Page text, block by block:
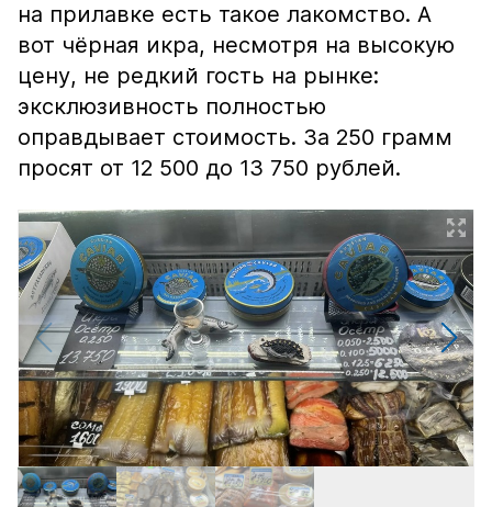
на прилавке есть такое лакомство. А
вот чёрная икра, несмотря на высокую
цену, не редкий гость на рынке:
эксклюзивность полностью
оправдывает стоимость. За 250 грамм
просят от 12 500 до 13 750 рублей.